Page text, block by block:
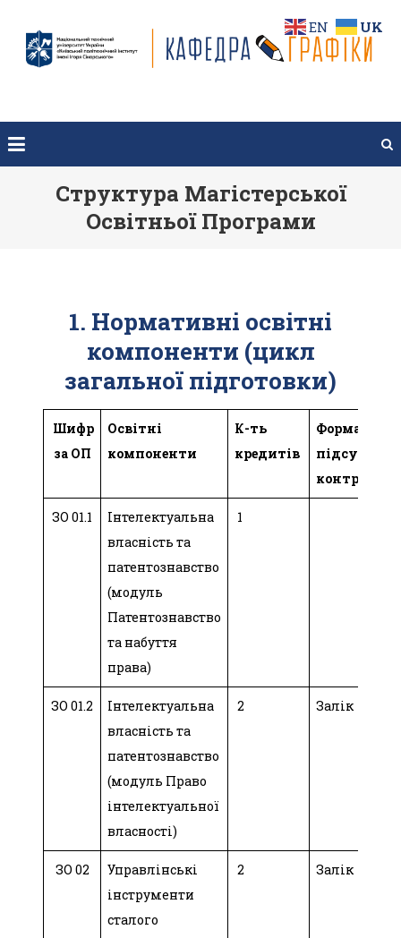
вмісту
Структура Магістерської
Освітньої Програми
1. Нормативні освітні
компоненти (цикл
загальної підготовки)
Шифр
за ОП
Освітні
компоненти
К-ть
кредитів
Форма
підсум.
контролю
ЗО 01.1
Інтелектуальна
власність та
патентознавство
(модуль
Патентознавство
та набуття
права)
1
ЗО 01.2
Інтелектуальна
власність та
патентознавство
(модуль Право
інтелектуальної
власності)
2 Залік
ЗО 02
Управлінські
інструменти
сталого
2 Залік
EN UK